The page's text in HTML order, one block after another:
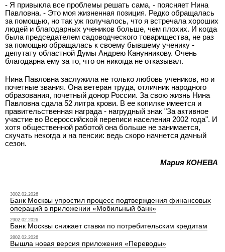
- Я привыкла все проблемы решать сама, - поясняет Нина
Павловна. - Это моя жизненная позиция. Редко обращалась
за помощью, но так уж получалось, что я встречала хороших
людей и благодарных учеников больше, чем плохих. И когда
была председателем садоводческого товарищества, не раз
за помощью обращалась к своему бывшему ученику -
депутату областной Думы Андрею Канунникову. Очень
благодарна ему за то, что он никогда не отказывал.
Нина Павловна заслужила не только любовь учеников, но и
почетные звания. Она ветеран труда, отличник народного
образования, почетный донор России. За свою жизнь Нина
Павловна сдала 52 литра крови. В ее копилке имеется и
правительственная награда - нагрудный знак "За активное
участие во Всероссийской переписи населения 2002 года". И
хотя общественной работой она больше не занимается,
скучать некогда и на пенсии: ведь скоро начнется дачный
сезон.
Мария КОНЕВА
3002.02.2026
Банк Москвы упростил процесс подтверждения финансовых
операций в приложении «Мобильный банк»
2902.02.2026
Банк Москвы снижает ставки по потребительским кредитам
2802.02.2026
Вышла новая версия приложения «Переводы»